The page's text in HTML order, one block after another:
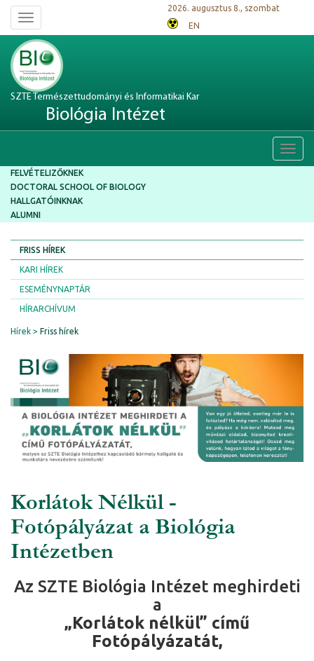
Toggle
navigation
2026. augusztus 8., szombat
EN
SZTE Természettudományi és Informatikai Kar
Biológia Intézet
FELVÉTELIZŐKNEK
DOCTORAL SCHOOL OF BIOLOGY
HALLGATÓINKNAK
ALUMNI
FRISS HÍREK
KARI HÍREK
ESEMÉNYNAPTÁR
HÍRARCHÍVUM
Hírek Friss hírek
Korlátok Nélkül -
Fotópályázat a Biológia
Intézetben
Az SZTE Biológia Intézet meghirdeti
a
„Korlátok nélkül” című
Fotópályázatát,